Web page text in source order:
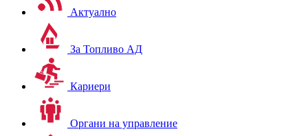
Актуално
За Топливо АД
Кариери
Органи на управление